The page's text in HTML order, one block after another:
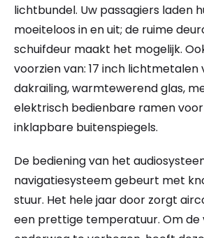
lichtbundel. Uw passagiers laden
moeiteloos in en uit; de ruime
schuifdeur maakt het mogelijk.
voorzien van: 17 inch lichtmetalen
dakrailing, warmtewerend glas,
elektrisch bedienbare ramen
inklapbare buitenspiegels.
De bediening van het
navigatiesysteem gebeurt met
stuur. Het hele jaar door zorgt
een prettige temperatuur. Om de